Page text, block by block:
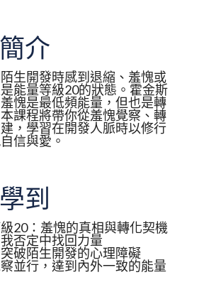
介
生開發時感到退縮、羞愧或
能量等級20的狀態。霍金斯
愧是最低頻能量，但也是轉
課程將帶你從羞愧覺察、轉
，學習在開發人脈時以修行
信與愛。
到
20：羞愧的真相與轉化契機
否定中找回力量
破陌生開發的心理障礙
並行，達到內外一致的能量